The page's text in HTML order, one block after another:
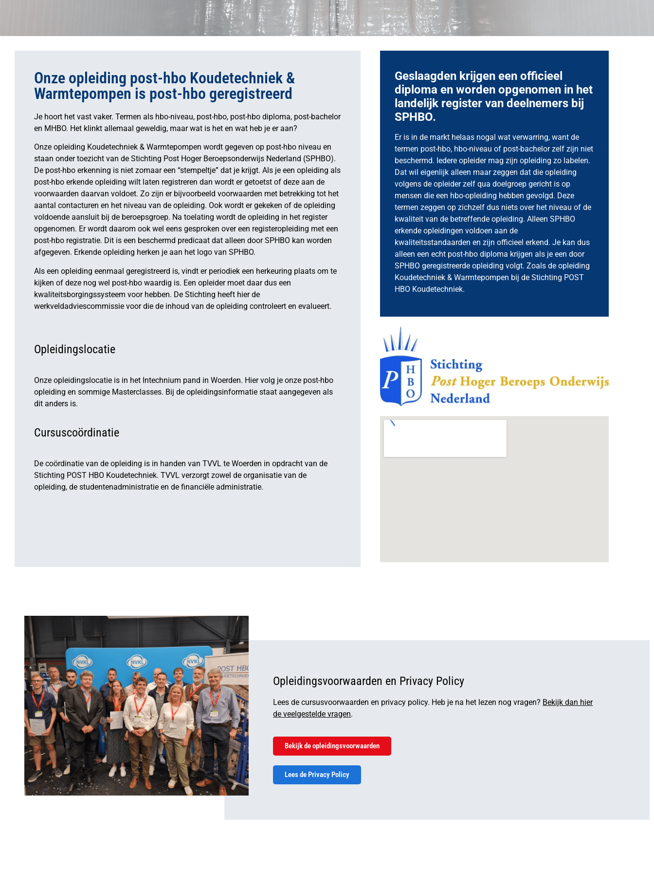
Onze opleiding post-hbo Koudetechniek &
Warmtepompen is post-hbo geregistreerd
Je hoort het vast vaker. Termen als hbo-niveau, post-hbo, post-hbo diploma, post-bachelor
en MHBO. Het klinkt allemaal geweldig, maar wat is het en wat heb je er aan?
Onze opleiding Koudetechniek & Warmtepompen wordt gegeven op post-hbo niveau en
staan onder toezicht van de Stichting Post Hoger Beroepsonderwijs Nederland (SPHBO).
De post-hbo erkenning is niet zomaar een “stempeltje” dat je krijgt. Als je een opleiding als
post-hbo erkende opleiding wilt laten registreren dan wordt er getoetst of deze aan de
voorwaarden daarvan voldoet. Zo zijn er bijvoorbeeld voorwaarden met betrekking tot het
aantal contacturen en het niveau van de opleiding. Ook wordt er gekeken of de opleiding
voldoende aansluit bij de beroepsgroep. Na toelating wordt de opleiding in het register
opgenomen. Er wordt daarom ook wel eens gesproken over een registeropleiding met een
post-hbo registratie. Dit is een beschermd predicaat dat alleen door SPHBO kan worden
afgegeven. Erkende opleiding herken je aan het logo van SPHBO.
Als een opleiding eenmaal geregistreerd is, vindt er periodiek een herkeuring plaats om te
kijken of deze nog wel post-hbo waardig is. Een opleider moet daar dus een
kwaliteitsborgingssysteem voor hebben. De Stichting heeft hier de
werkveldadviescommissie voor die de inhoud van de opleiding controleert en evalueert.
Opleidingslocatie
Onze opleidingslocatie is in het Intechnium pand in Woerden. Hier volg je onze post-hbo
opleiding en sommige Masterclasses. Bij de opleidingsinformatie staat aangegeven als
dit anders is.
Cursuscoördinatie
De coördinatie van de opleiding is in handen van TVVL te Woerden in opdracht van de
Stichting POST HBO Koudetechniek. TVVL verzorgt zowel de organisatie van de
opleiding, de studentenadministratie en de financiële administratie.
Geslaagden krijgen een officieel
diploma en worden opgenomen in het
landelijk register van deelnemers bij
SPHBO.
Er is in de markt helaas nogal wat verwarring, want de
termen post-hbo, hbo-niveau of post-bachelor zelf zijn niet
beschermd. Iedere opleider mag zijn opleiding zo labelen.
Dat wil eigenlijk alleen maar zeggen dat die opleiding
volgens de opleider zelf qua doelgroep gericht is op
mensen die een hbo-opleiding hebben gevolgd. Deze
termen zeggen op zichzelf dus niets over het niveau of de
kwaliteit van de betreffende opleiding. Alleen SPHBO
erkende opleidingen voldoen aan de
kwaliteitsstandaarden en zijn officieel erkend. Je kan dus
alleen een echt post-hbo diploma krijgen als je een door
SPHBO geregistreerde opleiding volgt. Zoals de opleiding
Koudetechniek & Warmtepompen bij de Stichting POST
HBO Koudetechniek.
Opleidingsvoorwaarden en Privacy Policy
Lees de cursusvoorwaarden en privacy policy. Heb je na het lezen nog vragen? Bekijk dan hier
de veelgestelde vragen.
Bekijk de opleidingsvoorwaarden
Lees de Privacy Policy